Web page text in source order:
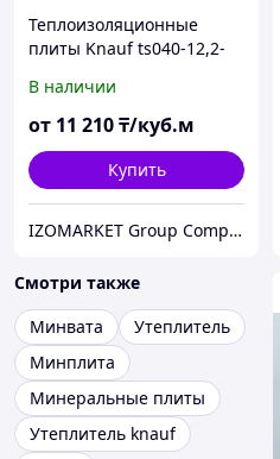
Теплоизоляционные
плиты Knauf ts040-12,2-
В наличии
от 11 210₸/куб.м
Купить
IZOMARKET Group Company Астана
Смотри также
Минвата
Утеплитель
Минплита
Минеральные плиты
Утеплитель knauf